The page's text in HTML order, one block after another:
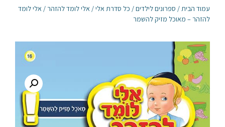
עמוד הבית/ ספרונים לילדים/ כל סדרת אלי/ אלי לומד להזהר / אלי לומד
להזהר – מאוכל מזיק להשמר